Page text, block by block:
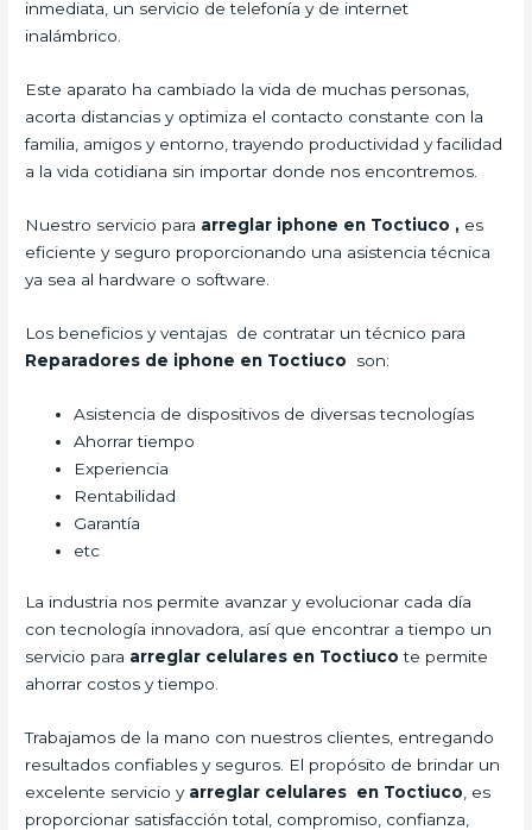
inmediata, un servicio de telefonía y de internet
inalámbrico.
Este aparato ha cambiado la vida de muchas personas,
acorta distancias y optimiza el contacto constante con la
familia, amigos y entorno, trayendo productividad y facilidad
a la vida cotidiana sin importar donde nos encontremos.
Nuestro servicio para arreglar iphone en Toctiuco , es
eficiente y seguro proporcionando una asistencia técnica
ya sea al hardware o software.
Los beneficios y ventajas de contratar un técnico para
Reparadores de iphone en Toctiuco son:
Asistencia de dispositivos de diversas tecnologías
Ahorrar tiempo
Experiencia
Rentabilidad
Garantía
etc
La industria nos permite avanzar y evolucionar cada día
con tecnología innovadora, así que encontrar a tiempo un
servicio para arreglar celulares en Toctiuco te permite
ahorrar costos y tiempo.
Trabajamos de la mano con nuestros clientes, entregando
resultados confiables y seguros. El propósito de brindar un
excelente servicio y arreglar celulares en Toctiuco , es
proporcionar satisfacción total, compromiso, confianza,